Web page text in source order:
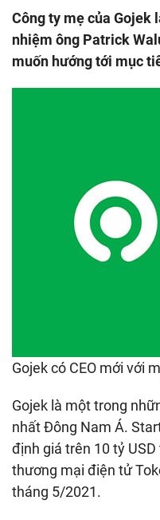
Công ty mẹ của Gojek
nhiệm ông Patrick
muốn hướng tới mục
Gojek có CEO mới với
Gojek là một trong
nhất Đông Nam Á.
định giá trên 10 tỷ
thương mại điện tử
tháng 5/2021.